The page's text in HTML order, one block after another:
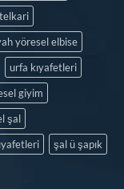
yöresel elbise
urfa kıyafetleri
giyim
şal
şal ü şapık